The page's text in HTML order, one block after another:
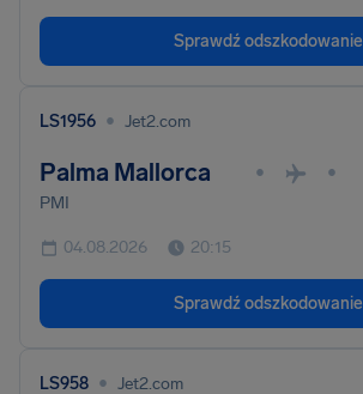
Sprawdź odszkodowanie
LS1956 • Jet2.com
Palma Mallorca • •
PMI
04.08.2026 20:15
Sprawdź odszkodowanie
LS958 • Jet2.com